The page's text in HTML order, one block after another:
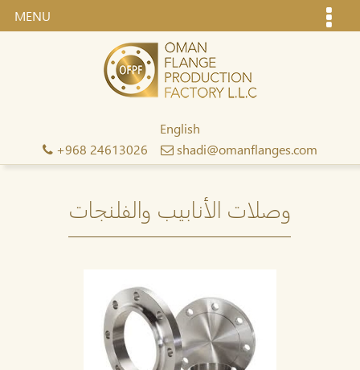
MENU
English
+968 24613026
shadi@omanflanges.com
وصلات الأنابيب والفلنجات